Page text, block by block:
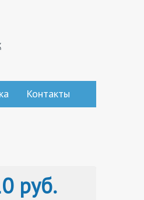
Контакты
руб.